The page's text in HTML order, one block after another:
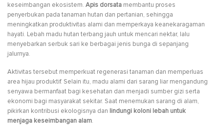
keseimbangan ekosistem. Apis dorsata membantu proses
penyerbukan pada tanaman hutan dan pertanian, sehingga
meningkatkan produktivitas alami dan memperkaya keanekaragaman
hayati. Lebah madu hutan terbang jauh untuk mencari nektar, lalu
menyebarkan serbuk sari ke berbagai jenis bunga di sepanjang
jalurnya.
Aktivitas tersebut memperkuat regenerasi tanaman dan memperluas
area hijau produktif. Selain itu, madu alami dari sarang liar mengandung
senyawa bermanfaat bagi kesehatan dan menjadi sumber gizi serta
ekonomi bagi masyarakat sekitar. Saat menemukan sarang di alam,
pikirkan kontribusi ekologisnya dan lindungi koloni lebah untuk
menjaga keseimbangan alam.